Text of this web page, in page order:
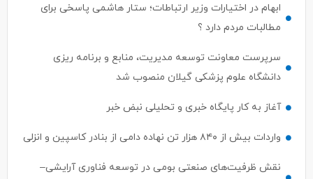
ابهام در اختیارات وزیر ارتباطات؛ ستار هاشمی پاسخی برای
مطالبات مردم دارد ؟
سرپرست معاونت توسعه مدیریت، منابع و برنامه ریزی
دانشگاه علوم پزشکی گیلان منصوب شد
آغاز به کار پایگاه خبری و تحلیلی نبض خبر
واردات بیش از ۸۴۰ هزار تن نهاده دامی از بنادر كاسپین و انزلی
نقش ظرفیت‌های صنعتی بومی در توسعه فناوری آرایشی–